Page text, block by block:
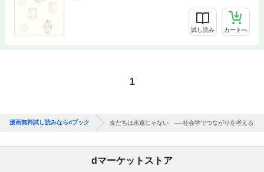
試し読み カートへ
1
漫画無料試し読みならdブック 友だちは永遠じゃない ──社会学でつながりを考える
dマーケットストア